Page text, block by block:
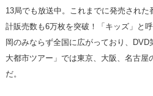
13局でも放送中。これまでに発売され
計販売数も6万枚を突破！「キッズ」と
岡のみならず全国に広がっており、
大都市ツアー」では東京、大阪、名古屋
だ。